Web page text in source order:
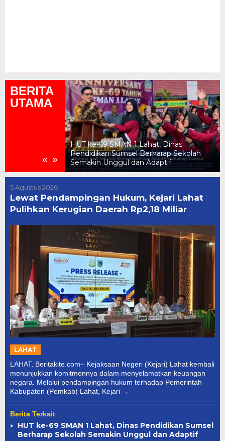
BERITA
UTAMA
« »
HUT ke-69 SMAN 1 Lahat, Dinas
Pendidikan Sumsel Berharap Sekolah
Semakin Unggul dan Adaptif
5 Agustus 2026
Lewat Pendampingan Hukum, Kejari Lahat
Pulihkan Kerugian Daerah Rp2,18 Miliar
LAHAT
LAHAT, Beritakite.com– Kejaksaan Negeri (Kejari) Lahat kembali
menunjukkan komitmennya dalam menyelamatkan keuangan
negara. Melalui pendampingan hukum terhadap Pemerintah
Kabupaten (Pemkab) Lahat, Kejari
Berita Terkait
HUT ke-69 SMAN 1 Lahat, Dinas Pendidikan Sumsel
Berharap Sekolah Semakin Unggul dan Adaptif